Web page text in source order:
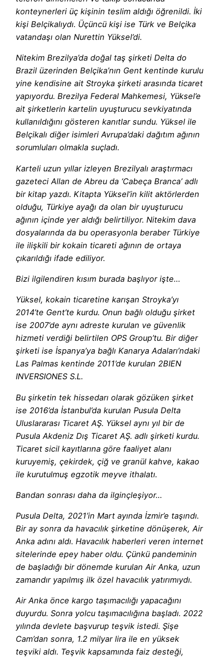
konteynerleri üç kişinin teslim aldığı öğrenildi. İki
kişi Belçikalıydı. Üçüncü kişi ise Türk ve Belçika
vatandaşı olan Nurettin Yüksel’di.
Nitekim Brezilya’da doğal taş şirketi Delta do
Brazil üzerinden Belçika’nın Gent kentinde kurulu
yine kendisine ait Stroyka şirketi arasında ticaret
yapıyordu. Brezilya Federal Mahkemesi, Yüksel’e
ait şirketlerin kartelin uyuşturucu sevkiyatında
kullanıldığını gösteren kanıtlar sundu. Yüksel ile
Belçikalı diğer isimleri Avrupa’daki dağıtım ağının
sorumluları olmakla suçladı.
Karteli uzun yıllar izleyen Brezilyalı araştırmacı
gazeteci Allan de Abreu da ‘Cabeça Branca’ adlı
bir kitap yazdı. Kitapta Yüksel’in kilit aktörlerden
olduğu, Türkiye ayağı da olan bir uyuşturucu
ağının içinde yer aldığı belirtiliyor. Nitekim dava
dosyalarında da bu operasyonla beraber Türkiye
ile ilişkili bir kokain ticareti ağının de ortaya
çıkarıldığı ifade ediliyor.
Bizi ilgilendiren kısım burada başlıyor işte…
Yüksel, kokain ticaretine karışan Stroyka’yı
2014’te Gent’te kurdu. Onun bağlı olduğu şirket
ise 2007’de aynı adreste kurulan ve güvenlik
hizmeti verdiği belirtilen OPS Group’tu. Bir diğer
şirketi ise İspanya’ya bağlı Kanarya Adaları’ndaki
Las Palmas kentinde 2011’de kurulan 2BIEN
INVERSIONES S.L.
Bu şirketin tek hissedarı olarak gözüken şirket
ise 2016’da İstanbul’da kurulan Pusula Delta
Uluslararası Ticaret AŞ. Yüksel aynı yıl bir de
Pusula Akdeniz Dış Ticaret AŞ. adlı şirketi kurdu.
Ticaret sicil kayıtlarına göre faaliyet alanı
kuruyemiş, çekirdek, çiğ ve granül kahve, kakao
ile kurutulmuş egzotik meyve ithalatı.
Bandan sonrası daha da ilginçleşiyor…
Pusula Delta, 2021’in Mart ayında İzmir’e taşındı.
Bir ay sonra da havacılık şirketine dönüşerek, Air
Anka adını aldı. Havacılık haberleri veren internet
sitelerinde epey haber oldu. Çünkü pandeminin
de başladığı bir dönemde kurulan Air Anka, uzun
zamandır yapılmış ilk özel havacılık yatırımıydı.
Air Anka önce kargo taşımacılığı yapacağını
duyurdu. Sonra yolcu taşımacılığına başladı. 2022
yılında devlete başvurup teşvik istedi. Şişe
Cam’dan sonra, 1.2 milyar lira ile en yüksek
teşviki aldı. Teşvik kapsamında faiz desteği,